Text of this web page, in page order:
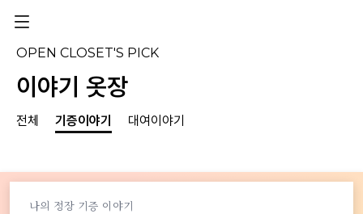
OPEN CLOSET'S PICK
이야기 옷장
전체 기증이야기 대여이야기
나의 정장 기증 이야기